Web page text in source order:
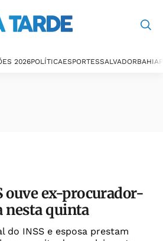
2026POLÍTICAESPORTESSALVADORBAHIA
ouve ex-procurador-
nesta quinta
do INSS e esposa prestam